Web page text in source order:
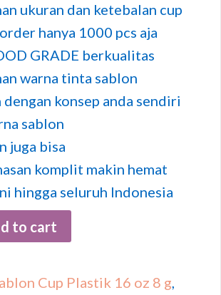
ukuran dan ketebalan cup
hanya 1000 pcs aja
GRADE berkualitas
warna tinta sablon
dengan konsep anda sendiri
sablon
juga bisa
komplit makin hemat
hingga seluruh Indonesia
to cart
Cup Plastik 16 oz 8 g,